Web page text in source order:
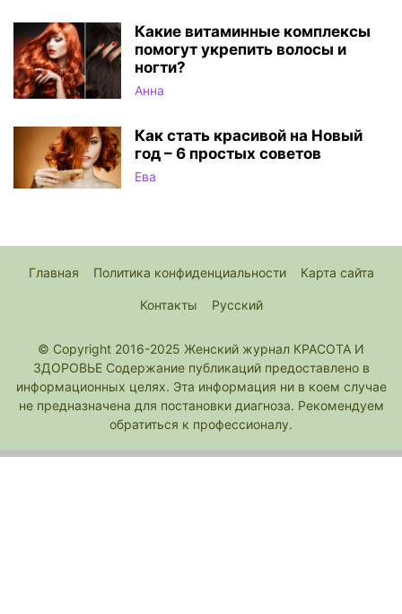
Какие витаминные комплексы
помогут укрепить волосы и
ногти?
Анна
Как стать красивой на Новый
год – 6 простых советов
Ева
Главная Политика конфиденциальности Карта сайта
Контакты Русский
© Copyright 2016-2025 Женский журнал КРАСОТА И
ЗДОРОВЬЕ Содержание публикаций предоставлено в
информационных целях. Эта информация ни в коем случае
не предназначена для постановки диагноза. Рекомендуем
обратиться к профессионалу.